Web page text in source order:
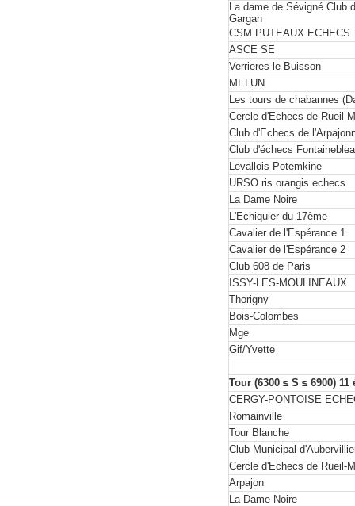
La dame de Sévigné Club
Gargan
CSM PUTEAUX ECHECS
ASCE SE
Verrieres le Buisson
MELUN
Les tours de chabannes
Cercle d'Echecs de Rueil-
Club d'Echecs de
Club d'échecs
Levallois-Potemkine
URSO ris orangis echecs
La Dame Noire
L'Echiquier du 17ème
Cavalier de l'Espérance 1
Cavalier de l'Espérance 2
Club 608 de Paris
ISSY-LES-MOULINEAUX
Thorigny
Bois-Colombes
Mge
Gif/Yvette
Tour (6300 ≤ S ≤ 6900) 11
CERGY-PONTOISE
Romainville
Tour Blanche
Club Municipal
Cercle d'Echecs de Rueil-
Arpajon
La Dame Noire